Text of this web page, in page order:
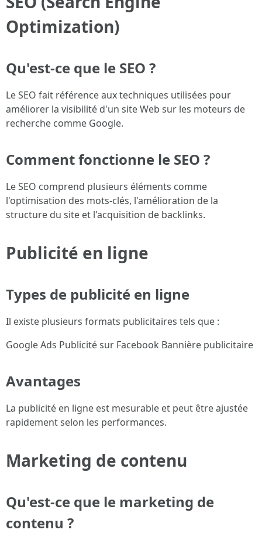
Optimization)
Qu'est-ce que le SEO ?
Le SEO fait référence aux techniques utilisées pour
améliorer la visibilité d'un site Web sur les moteurs de
recherche comme Google.
Comment fonctionne le SEO ?
Le SEO comprend plusieurs éléments comme
l'optimisation des mots-clés, l'amélioration de la
structure du site et l'acquisition de backlinks.
Publicité en ligne
Types de publicité en ligne
Il existe plusieurs formats publicitaires tels que :
Google Ads Publicité sur Facebook Bannière publicitaire
Avantages
La publicité en ligne est mesurable et peut être ajustée
rapidement selon les performances.
Marketing de contenu
Qu'est-ce que le marketing de
contenu ?